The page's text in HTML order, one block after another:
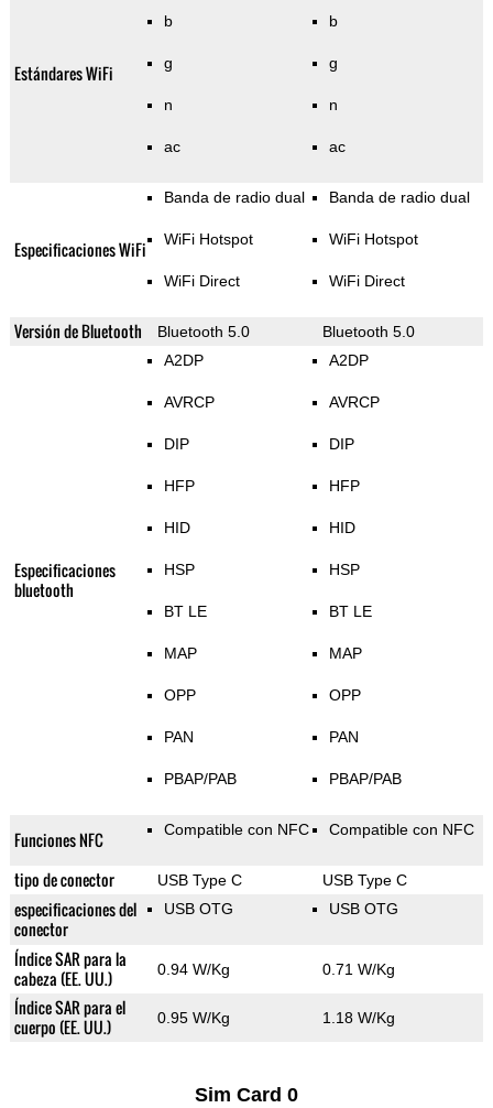
Estándares WiFi
b
g
n
ac
b
g
n
ac
Especificaciones WiFi
Banda de radio dual
WiFi Hotspot
WiFi Direct
Banda de radio dual
WiFi Hotspot
WiFi Direct
Versión de Bluetooth Bluetooth 5.0 Bluetooth 5.0
Especificaciones
bluetooth
A2DP
AVRCP
DIP
HFP
HID
HSP
BT LE
MAP
OPP
PAN
PBAP/PAB
A2DP
AVRCP
DIP
HFP
HID
HSP
BT LE
MAP
OPP
PAN
PBAP/PAB
Funciones NFC Compatible con NFC Compatible con NFC
tipo de conector USB Type C USB Type C
especificaciones del
conector
USB OTG USB OTG
Índice SAR para la
cabeza (EE. UU.)
0.94 W/Kg 0.71 W/Kg
Índice SAR para el
cuerpo (EE. UU.)
0.95 W/Kg 1.18 W/Kg
Sim Card 0